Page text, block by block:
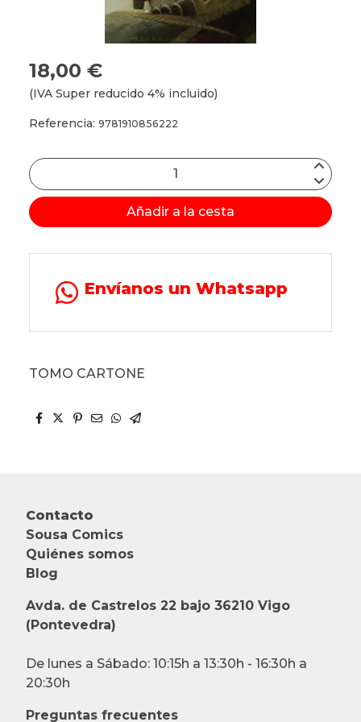
18,00 €
(IVA Super reducido 4% incluido)
Referencia: 9781910856222
Añadir a la cesta
Envíanos un Whatsapp
TOMO CARTONE
Contacto
Sousa Comics
Quiénes somos
Blog
Avda. de Castrelos 22 bajo 36210 Vigo
(Pontevedra)
De lunes a Sábado: 10:15h a 13:30h - 16:30h a
20:30h
Preguntas frecuentes